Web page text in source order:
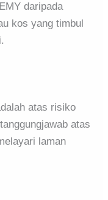
daripada
kos yang timbul
atas risiko
atas
laman